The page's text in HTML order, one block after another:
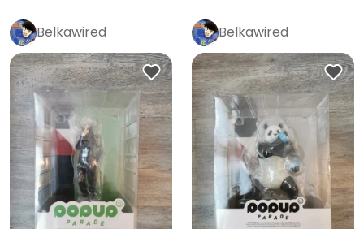
Belkawired Belkawired